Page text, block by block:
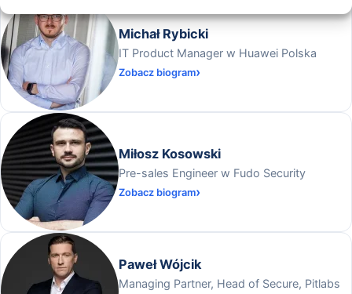
Michał Rybicki
IT Product Manager w Huawei Polska
Zobacz biogram
Miłosz Kosowski
Pre-sales Engineer w Fudo Security
Zobacz biogram
Paweł Wójcik
Managing Partner, Head of Secure, Pitlabs